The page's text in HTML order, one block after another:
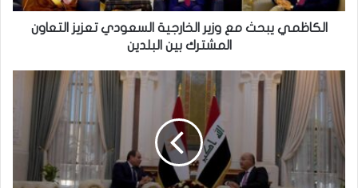
ب
ز
ي
ر
ا
ل
الكاظمي يبحث مع وزير الخارجية السعودي تعزيز التعاون
المشترك بين البلدين
ل
ح
:
ا
ل